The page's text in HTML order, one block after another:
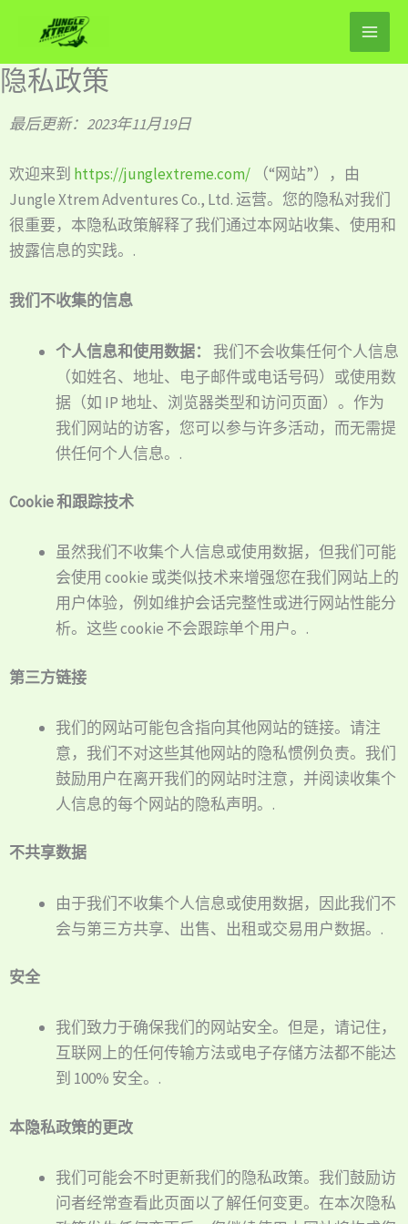
内
容
隐私政策
最后更新：2023年11月19日
欢迎来到 https://junglextreme.com/ （“网站”），由
Jungle Xtrem Adventures Co., Ltd. 运营。您的隐私对我们
很重要，本隐私政策解释了我们通过本网站收集、使用和
披露信息的实践。.
我们不收集的信息
个人信息和使用数据：
我们不会收集任何个人信息
（如姓名、地址、电子邮件或电话号码）或使用数
据（如 IP 地址、浏览器类型和访问页面）。作为
我们网站的访客，您可以参与许多活动，而无需提
供任何个人信息。.
Cookie 和跟踪技术
虽然我们不收集个人信息或使用数据，但我们可能
会使用 cookie 或类似技术来增强您在我们网站上的
用户体验，例如维护会话完整性或进行网站性能分
析。这些 cookie 不会跟踪单个用户。.
第三方链接
我们的网站可能包含指向其他网站的链接。请注
意，我们不对这些其他网站的隐私惯例负责。我们
鼓励用户在离开我们的网站时注意，并阅读收集个
人信息的每个网站的隐私声明。.
不共享数据
由于我们不收集个人信息或使用数据，因此我们不
会与第三方共享、出售、出租或交易用户数据。.
安全
我们致力于确保我们的网站安全。但是，请记住，
互联网上的任何传输方法或电子存储方法都不能达
到 100% 安全。.
本隐私政策的更改
我们可能会不时更新我们的隐私政策。我们鼓励访
问者经常查看此页面以了解任何变更。在本次隐私